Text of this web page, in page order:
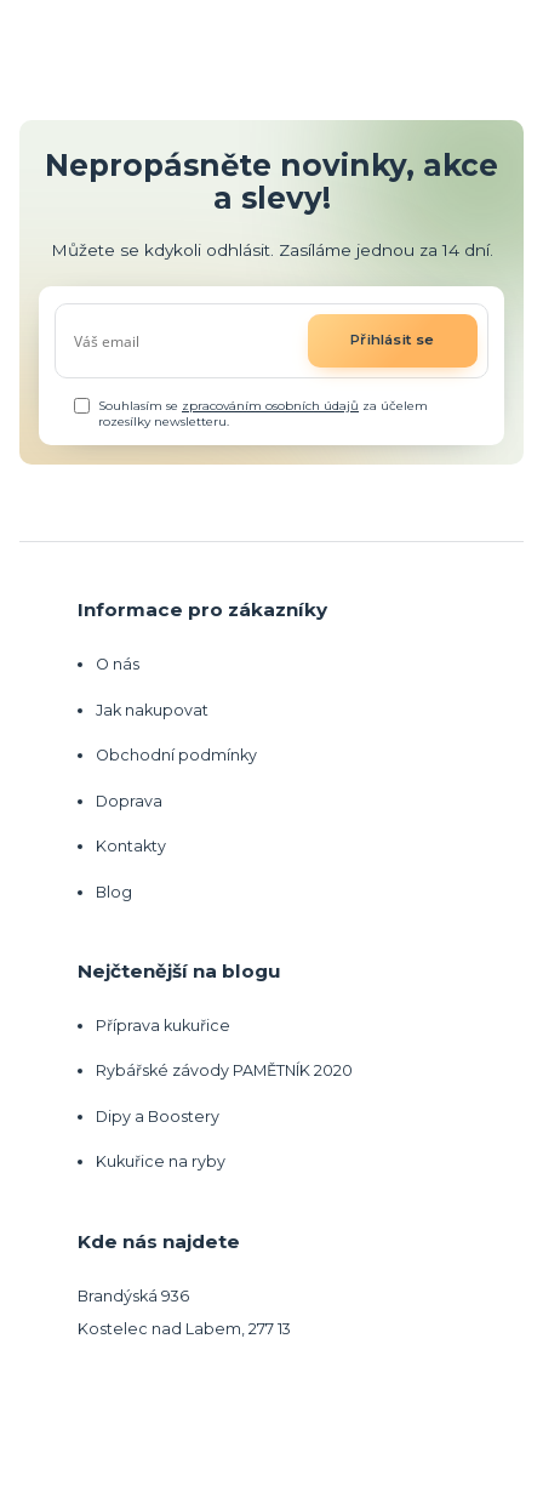
Nepropásněte novinky, akce
a slevy!
Můžete se kdykoli odhlásit. Zasíláme jednou za 14 dní.
Přihlásit se
Souhlasím se zpracováním osobních údajů za účelem
rozesílky newsletteru.
Informace pro zákazníky
O nás
Jak nakupovat
Obchodní podmínky
Doprava
Kontakty
Blog
Nejčtenější na blogu
Příprava kukuřice
Rybářské závody PAMĚTNÍK 2020
Dipy a Boostery
Kukuřice na ryby
Kde nás najdete
Brandýská 936
Kostelec nad Labem, 277 13